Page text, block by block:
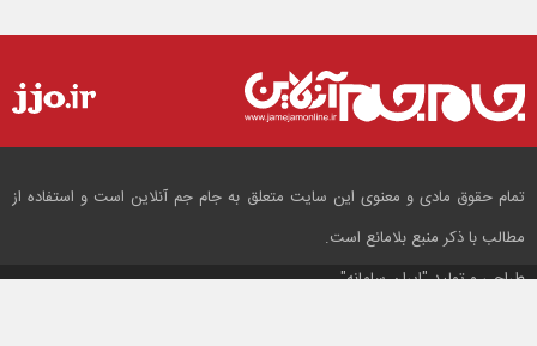
تمام حقوق مادی و معنوی این سایت متعلق به جام جم آنلاین است و استفاده از
مطالب با ذکر منبع بلامانع است.
طراحی و تولید"ایران سامانه"